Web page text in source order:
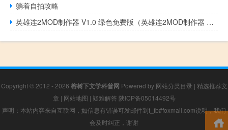
躺着自拍攻略
英雄连2MOD制作器 V1.0 绿色免费版（英雄连2MOD制作器 V1.0 绿色免费版功能简介）
Copyright © 2012 - 2026 榕树下文学科普网 Powered by 网站分类目录 | 精选推荐文
章 | 网站地图 | 疑难解答 陕ICP备05014492号
声明：本站内容来自互联网，如信息有错误可发邮件到f_fb#foxmail.com说明，我们
会及时纠正，谢谢